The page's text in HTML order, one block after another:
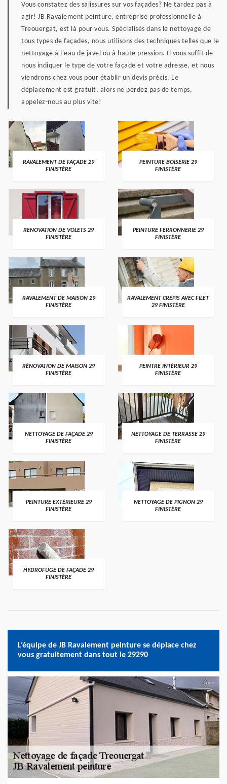
Vous constatez des salissures sur vos façades? Ne tardez pas à
agir! JB Ravalement peinture, entreprise professionnelle à
Treouergat, est là pour vous. Spécialisés dans le nettoyage de
tous types de façades, nous utilisons des techniques telles que le
nettoyage à l'eau de javel ou à haute pression. Il vous suffit de
nous indiquer le type de votre façade et votre adresse, et nous
viendrons chez vous pour établir un devis précis. Le
déplacement est gratuit, alors ne perdez pas de temps,
appelez-nous au plus vite!
RAVALEMENT DE FAÇADE 29
FINISTÈRE
PEINTURE BOISERIE 29
FINISTÈRE
RENOVATION DE VOLETS 29
FINISTÈRE
PEINTURE FERRONNERIE 29
FINISTÈRE
RAVALEMENT DE MAISON 29
FINISTÈRE
RAVALEMENT CRÉPIS AVEC FILET
29 FINISTÈRE
RÉNOVATION DE MAISON 29
FINISTÈRE
PEINTRE INTÉRIEUR 29
FINISTÈRE
NETTOYAGE DE FAÇADE 29
FINISTÈRE
NETTOYAGE DE TERRASSE 29
FINISTÈRE
PEINTURE EXTÉRIEURE 29
FINISTÈRE
NETTOYAGE DE PIGNON 29
FINISTÈRE
HYDROFUGE DE FAÇADE 29
FINISTÈRE
L’équipe de JB Ravalement peinture se déplace chez
vous gratuitement dans tout le 29290